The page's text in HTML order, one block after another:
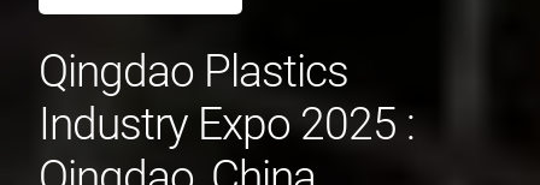
Qingdao Plastics
Industry Expo 2025 :